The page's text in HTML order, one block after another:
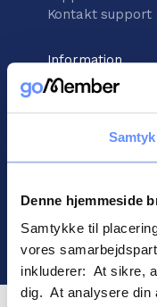
Denne hjemmeside
Samtykke til
vores
inkluderer: At sikre,
dig. At analysere din
Kontakt support
Information
©2026